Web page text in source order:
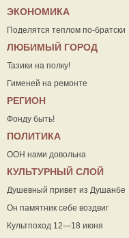
ЭКОНОМИКА
Поделятся теплом по-братски
ЛЮБИМЫЙ ГОРОД
Тазики на полку!
Гименей на ремонте
РЕГИОН
Фонду быть!
ПОЛИТИКА
ООН нами довольна
КУЛЬТУРНЫЙ СЛОЙ
Душевный привет из Душанбе
Он памятник себе воздвиг
Культпоход 12—18 июня